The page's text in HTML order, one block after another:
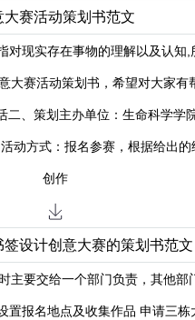
大赛活动策划书范文
对现实存在事物的理解以及认知
大赛活动策划书，希望对大家有
二、策划主办单位：生命科学学
动方式：报名参赛，根据给出的
创作
设计创意大赛的策划书范文
主要交给一个部门负责，其他部
置报名地点及收集作品 申请三